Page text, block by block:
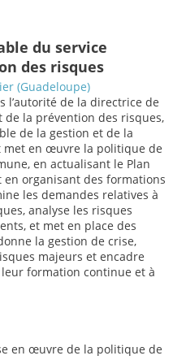
du service
des risques
(Guadeloupe)
l’autorité de la directrice de
de la prévention des risques,
de la gestion et de la
met en œuvre la politique de
en actualisant le Plan
en organisant des formations
les demandes relatives à
analyse les risques
et met en place des
la gestion de crise,
majeurs et encadre
formation continue et à
en œuvre de la politique de